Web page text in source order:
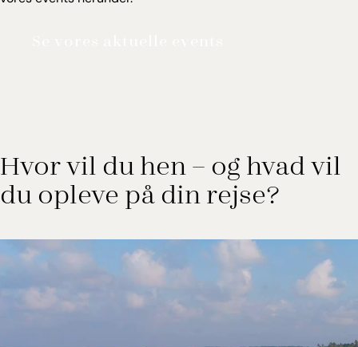
Hvor vil du hen – og hvad vil
du opleve på din rejse?